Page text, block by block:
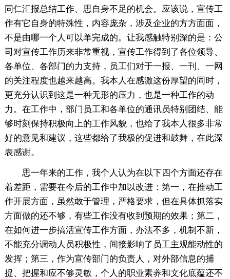
同仁汇报总结工作、思自身不足的机会。应该说，宣传工
作有它自身的特殊性，内容庞杂，涉及企业的方方面面，
不是由哪一个人可以单完成的。让我感触特别深的是：公
司对宣传工作历来非常重视，宣传工作得到了各位领导、
各单位、各部门的力支持，员工们对于一报、一刊、一网
的关注程度也越来越高。我本人在感激这份厚望的同时，
更充分认识到这是一种无形的压力，也是一种工作的动
力。在工作中，部门员工和各单位的通讯员特别团结、能
够时刻保持积极向上的工作风貌，也给了我本人很多非常
好的意见和建议，这些都给了我极的促进和鼓舞，在此深
表感谢。
思一年来的工作，我个人认为在以下四个方面还存在
着差距，需要在今后的工作中加以改进：第一，在推动工
作开展方面，虽然敢于管理，严格要求，但在具体抓落实
方面做的还不够，有些工作没有收到预期的效果；第二，
在如何进一步搞活宣传工作方面，办法不多，机制不新，
不能充分调动人员积极性，间接影响了员工主观能动性的
发挥；第三，作为宣传部门的负责人，对外部信息的捕
捉、把握和应不够灵敏，个人的职业素养和文化底蕴还不